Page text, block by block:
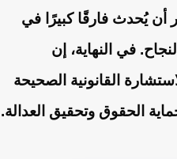
أن يُحدث فارقًا كبيرًا في
في النهاية، إن
القانونية الصحيحة
الحقوق وتحقيق العدالة.